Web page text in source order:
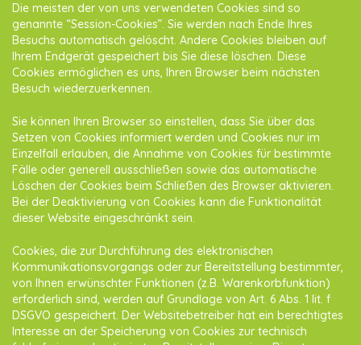
Die meisten der von uns verwendeten Cookies sind so
genannte “Session-Cookies”. Sie werden nach Ende Ihres
Besuchs automatisch gelöscht. Andere Cookies bleiben auf
Ihrem Endgerät gespeichert bis Sie diese löschen. Diese
Cookies ermöglichen es uns, Ihren Browser beim nächsten
Besuch wiederzuerkennen.
Sie können Ihren Browser so einstellen, dass Sie über das
Setzen von Cookies informiert werden und Cookies nur im
Einzelfall erlauben, die Annahme von Cookies für bestimmte
Fälle oder generell ausschließen sowie das automatische
Löschen der Cookies beim Schließen des Browser aktivieren.
Bei der Deaktivierung von Cookies kann die Funktionalität
dieser Website eingeschränkt sein.
Cookies, die zur Durchführung des elektronischen
Kommunikationsvorgangs oder zur Bereitstellung bestimmter,
von Ihnen erwünschter Funktionen (z.B. Warenkorbfunktion)
erforderlich sind, werden auf Grundlage von Art. 6 Abs. 1 lit. f
DSGVO gespeichert. Der Websitebetreiber hat ein berechtigtes
Interesse an der Speicherung von Cookies zur technisch